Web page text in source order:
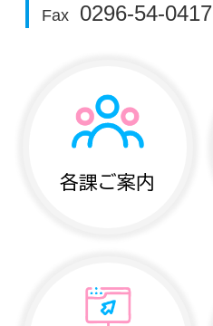
Fax
0296-54-0417
各課ご案内